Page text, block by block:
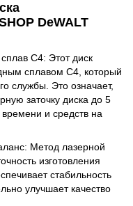
DeWALT
С4: Этот диск
сплавом С4, который
службы. Это означает,
заточку диска до 5
и средств на
Метод лазерной
изготовления
стабильность
улучшает качество